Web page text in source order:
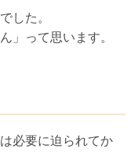
した。
」って思います。
必要に迫られてか